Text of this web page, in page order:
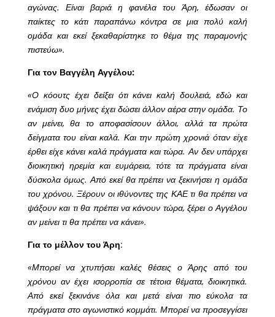
αγώνας. Είναι βαριά η φανέλα του Άρη, έδωσαν οι
παίκτες το κάτι παραπάνω κόντρα σε μια πολύ καλή
ομάδα και εκεί ξεκαθαρίστηκε το θέμα της παραμονής
πιστεύω».
Για τον Βαγγέλη Αγγέλου:
«Ο κόουτς έχει δείξει ότι κάνει καλή δουλειά, εδώ και
ενάμιση δυο μήνες έχει δώσει άλλον αέρα στην ομάδα. Το
αν μείνει, θα το αποφασίσουν άλλοι, αλλά τα πρώτα
δείγματα του είναι καλά. Και την πρώτη χρονιά όταν είχε
έρθει είχε κάνει καλά πράγματα και τώρα. Αν δεν υπάρχει
διοικητική ηρεμία και ευμάρεια, τότε τα πράγματα είναι
δύσκολα όμως. Από εκεί θα πρέπει να ξεκινήσει η ομάδα
του χρόνου. Ξέρουν οι ιθύνοντες της ΚΑΕ τι θα πρέπει να
ψάξουν και τι θα πρέπει να κάνουν τώρα, ξέρει ο Αγγέλου
αν μείνει τι θα πρέπει να κάνει».
Για το μέλλον του Άρη:
«Μπορεί να χτυπήσει καλές θέσεις ο Άρης από του
χρόνου αν έχει ισορροπία σε τέτοια θέματα, διοικητικά.
Από εκεί ξεκινάνε όλα και μετά είναι πιο εύκολα τα
πράγματα στο αγωνιστικό κομμάτι. Μπορεί να προσεγγίσει